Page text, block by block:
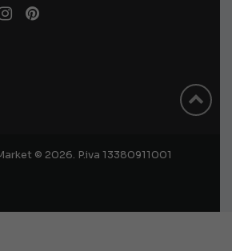
© 2026. P.iva 13380911001